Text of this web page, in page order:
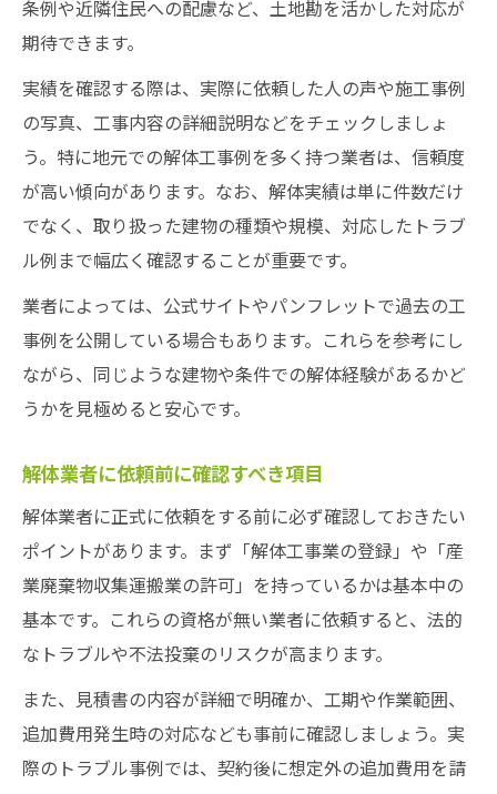
条例や近隣住民への配慮など、土地勘を活かした対応が
期待できます。
実績を確認する際は、実際に依頼した人の声や施工事例
の写真、工事内容の詳細説明などをチェックしましょ
う。特に地元での解体工事例を多く持つ業者は、信頼度
が高い傾向があります。なお、解体実績は単に件数だけ
でなく、取り扱った建物の種類や規模、対応したトラブ
ル例まで幅広く確認することが重要です。
業者によっては、公式サイトやパンフレットで過去の工
事例を公開している場合もあります。これらを参考にし
ながら、同じような建物や条件での解体経験があるかど
うかを見極めると安心です。
解体業者に依頼前に確認すべき項目
解体業者に正式に依頼をする前に必ず確認しておきたい
ポイントがあります。まず「解体工事業の登録」や「産
業廃棄物収集運搬業の許可」を持っているかは基本中の
基本です。これらの資格が無い業者に依頼すると、法的
なトラブルや不法投棄のリスクが高まります。
また、見積書の内容が詳細で明確か、工期や作業範囲、
追加費用発生時の対応なども事前に確認しましょう。実
際のトラブル事例では、契約後に想定外の追加費用を請